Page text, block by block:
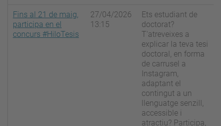
Fins al 21 de maig,
participa en el
concurs #HiloTesis
27/04/2026
13:15
Ets estudiant de
doctorat?
T'atreveixes a
explicar la teva tesi
doctoral, en forma
de carrusel a
Instagram,
adaptant el
contingut a un
llenguatge senzill,
accessible i
atractiu? Participa,